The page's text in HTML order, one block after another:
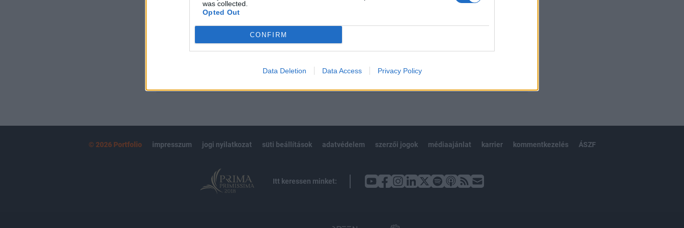
was collected.
Opted Out
CONFIRM
Data Deletion Data Access Privacy Policy
kötéslistái
Előfizetés
MÁR ELŐFIZETŐNK VAGY? BEJELENTKEZÉS
© 2026 Portfolio impresszum jogi nyilatkozat süti beállítások adatvédelem szerzői jogok médiaajánlat karrier kommentkezelés ÁSZF
Itt keressen minket: